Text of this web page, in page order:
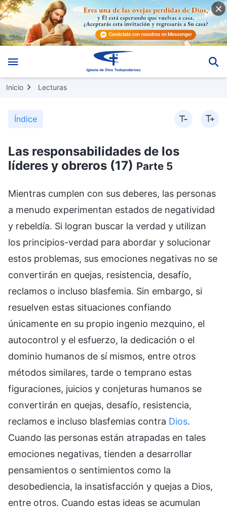
Inicio Lecturas
Índice
Las responsabilidades de los
líderes y obreros (17) Parte 5
Mientras cumplen con sus deberes, las personas
a menudo experimentan estados de negatividad
y rebeldía. Si logran buscar la verdad y utilizan
los principios-verdad para abordar y solucionar
estos problemas, sus emociones negativas no se
convertirán en quejas, resistencia, desafío,
reclamos o incluso blasfemia. Sin embargo, si
resuelven estas situaciones confiando
únicamente en su propio ingenio mezquino, el
autocontrol y el esfuerzo, la dedicación o el
dominio humanos de sí mismos, entre otros
métodos similares, tarde o temprano estas
figuraciones, juicios y conjeturas humanos se
convertirán en quejas, desafío, resistencia,
reclamos e incluso blasfemias contra Dios.
Cuando las personas están atrapadas en tales
emociones negativas, tienden a desarrollar
pensamientos o sentimientos como la
desobediencia, la insatisfacción y quejas a Dios,
entre otros. Cuando estas ideas se acumulan